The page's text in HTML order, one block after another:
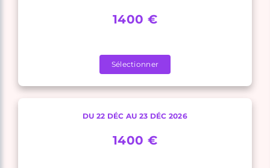
1400 €
Sélectionner
DU 22 DÉC AU 23 DÉC 2026
1400 €